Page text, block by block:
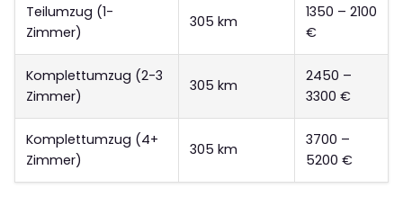
Teilumzug (1-
Zimmer)
305 km
1350 – 2100
€
Komplettumzug (2-3
Zimmer)
305 km
2450 –
3300 €
Komplettumzug (4+
Zimmer)
305 km
3700 –
5200 €